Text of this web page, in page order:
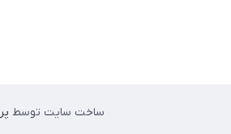
ساخت سایت توسط